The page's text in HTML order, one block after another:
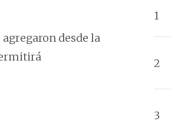
desde la